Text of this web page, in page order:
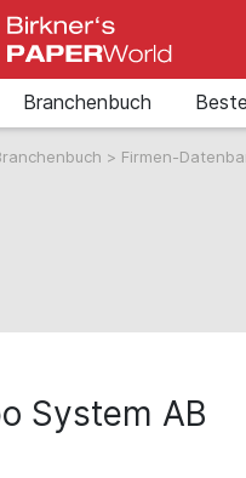
Branchenbuch
> Firmen-
System AB